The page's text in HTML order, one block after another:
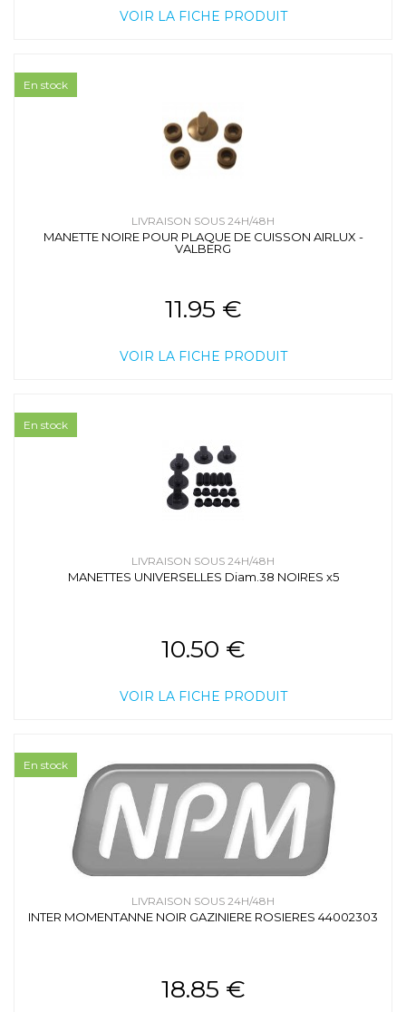
VOIR LA FICHE PRODUIT
LIVRAISON SOUS 24H/48H
MANETTE NOIRE POUR PLAQUE DE CUISSON AIRLUX -
VALBERG
11.95 €
VOIR LA FICHE PRODUIT
En stock
LIVRAISON SOUS 24H/48H
MANETTES UNIVERSELLES Diam.38 NOIRES x5
10.50 €
VOIR LA FICHE PRODUIT
En stock
LIVRAISON SOUS 24H/48H
INTER MOMENTANNE NOIR GAZINIERE ROSIERES 44002303
18.85 €
En stock